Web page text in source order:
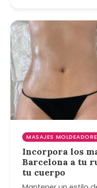
MASAJES
Incorpora los
Barcelona a tu
tu cuerpo